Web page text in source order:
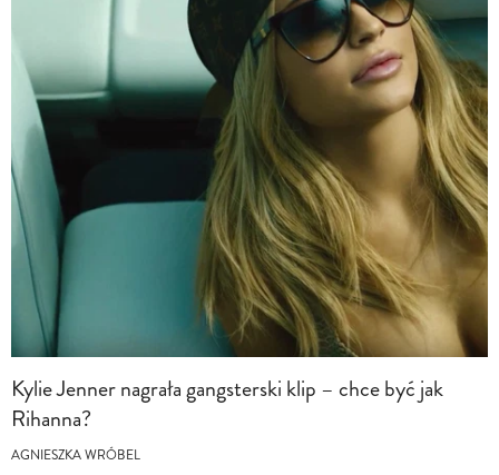
Kylie Jenner nagrała gangsterski klip – chce być jak
Rihanna?
AGNIESZKA WRÓBEL